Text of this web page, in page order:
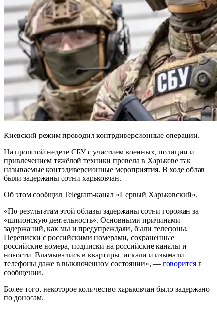
Киевский режим проводил контрдиверсионные операции.
На прошлой неделе СБУ с участием военных, полиции и
привлечением тяжёлой техники провела в Харькове так
называемые контрдиверсионные мероприятия. В ходе облав
были задержаны сотни харьковчан.
Об этом сообщил Telegram-канал «Первый Харьковский».
«По результатам этой облавы задержаны сотни горожан за
«шпионскую деятельность». Основными причинами
задержаний, как мы и предупреждали, были телефоны.
Переписки с российскими номерами, сохраненные
российские номера, подписки на российские каналы и
новости. Вламывались в квартиры, искали и изымали
телефоны даже в выключенном состоянии», — говорится в
сообщении.
Более того, некоторое количество харьковчан было задержано
по доносам.